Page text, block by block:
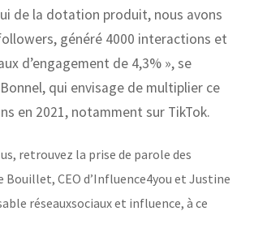
de la dotation produit, nous avons
généré 4000 interactions et
d’engagement de 4,3% », se
qui envisage de multiplier ce
en 2021, notamment sur TikTok.
retrouvez la prise de parole des
Bouillet, CEO d’Influence4you et Justine
réseauxsociaux et influence, à ce